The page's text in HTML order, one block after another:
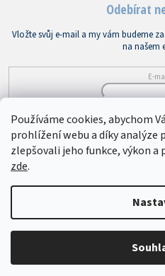
Používáme cookies, abychom
prohlížení webu a díky analýze
zlepšovali jeho funkce, výkon
zde.
Odebírat
Vložte svůj e-mail a my vám budeme
na našem
E-
Bytový textil VEBA
nastavení